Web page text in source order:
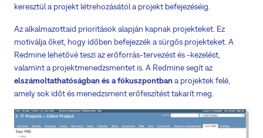
keresztül a projekt létrehozásától a projekt befejezéséig.
Az alkalmazottaid prioritások alapján kapnak projekteket. Ez
motiválja őket, hogy időben befejezzék a sürgős projekteket. A
Redmine lehetővé teszi az erőforrás-tervezést és -kezelést,
valamint a projektmenedzsmentet is. A Redmine segít az
elszámoltathatóságban és a fókuszpontbana projektek felé,
amely sok időt és menedzsment erőfeszítést takarít meg.